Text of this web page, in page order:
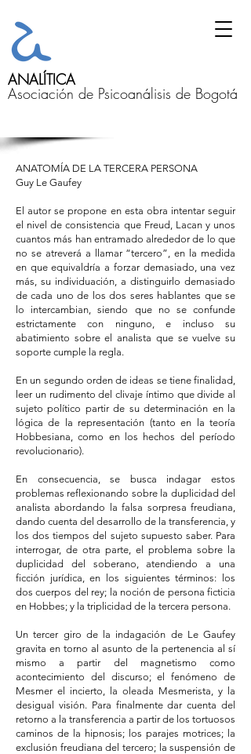
ANALÍTICA
Asociación de Psicoanálisis de Bogotá
ANATOMÍA DE LA TERCERA PERSONA
Guy Le Gaufey
El autor se propone en esta obra intentar seguir
el nivel de consistencia que Freud, Lacan y unos
cuantos más han entramado alrededor de lo que
no se atreverá a llamar “tercero”, en la medida
en que equivaldría a forzar demasiado, una vez
más, su individuación, a distinguirlo demasiado
de cada uno de los dos seres hablantes que se
lo intercambian, siendo que no se confunde
estrictamente con ninguno, e incluso su
abatimiento sobre el analista que se vuelve su
soporte cumple la regla.
En un segundo orden de ideas se tiene finalidad,
leer un rudimento del clivaje íntimo que divide al
sujeto político partir de su determinación en la
lógica de la representación (tanto en la teoría
Hobbesiana, como en los hechos del período
revolucionario).
En consecuencia, se busca indagar estos
problemas reflexionando sobre la duplicidad del
analista abordando la falsa sorpresa freudiana,
dando cuenta del desarrollo de la transferencia, y
los dos tiempos del sujeto supuesto saber. Para
interrogar, de otra parte, el problema sobre la
duplicidad del soberano, atendiendo a una
ficción jurídica, en los siguientes términos: los
dos cuerpos del rey; la noción de persona ficticia
en Hobbes; y la triplicidad de la tercera persona.
Un tercer giro de la indagación de Le Gaufey
gravita en torno al asunto de la pertenencia al sí
mismo a partir del magnetismo como
acontecimiento del discurso; el fenómeno de
Mesmer el incierto, la oleada Mesmerista, y la
desigual visión. Para finalmente dar cuenta del
retorno a la transferencia a partir de los tortuosos
caminos de la hipnosis; los parajes motrices; la
exclusión freudiana del tercero; la suspensión de